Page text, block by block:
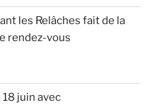
les Relâches fait de la
rendez-vous
juin avec